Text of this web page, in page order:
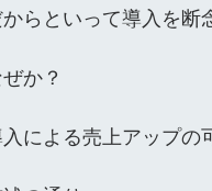
からといって導入を断
か？
による売上アップの